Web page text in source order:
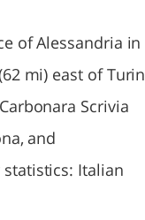
of Alessandria in
mi) east of Turin
Scrivia
and
Italian